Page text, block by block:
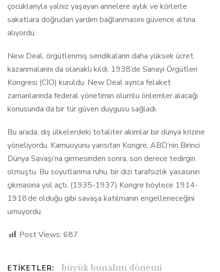
çocuklarıyla yalnız yaşayan annelere aylık ve körlerle
sakatlara doğrudan yardım bağlanmasını güvence altına
alıyordu.
New Deal, örgütlenmiş sendikaların daha yüksek ücret
kazanmalarını da olanaklı kıldı. 1938’de Sanayi Örgütleri
Kongresi (CİO) kuruldu. New Deal ayrıca felaket
zamanlarında federal yönetimin olumlu önlemler alacağı
konusunda da bir tür güven duygusu sağladı.
Bu arada, dış ülkelerdeki totaliter akımlar bir dünya krizine
yöneliyordu. Kamuoyunu yansıtan Kongre, ABD’nin Birinci
Dünya Savaşı’na girmesinden sonra, son derece tedirgin
olmuştu. Bu soyutlanma ruhu, bir dizi tarafsızlık yasasının
çıkmasına yol açtı. (1935-1937) Kongre böylece 1914-
1918’de olduğu gibi savaşa katılmanın engelleneceğini
umuyordu.
Post Views: 687
ETIKETLER: büyük bunalım dönemi